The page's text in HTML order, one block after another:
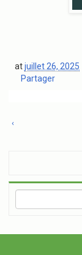
atjuillet 26, 2025
Partager
‹